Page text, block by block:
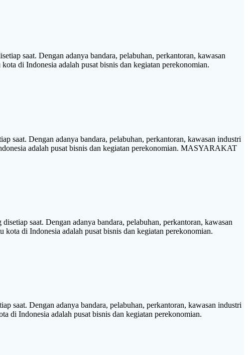
saat. Dengan adanya bandara, pelabuhan, perkantoran, kawasan
di Indonesia adalah pusat bisnis dan kegiatan perekonomian.
saat. Dengan adanya bandara, pelabuhan, perkantoran, kawasan industri
adalah pusat bisnis dan kegiatan perekonomian. MASYARAKAT
saat. Dengan adanya bandara, pelabuhan, perkantoran, kawasan
di Indonesia adalah pusat bisnis dan kegiatan perekonomian.
saat. Dengan adanya bandara, pelabuhan, perkantoran, kawasan industri
di Indonesia adalah pusat bisnis dan kegiatan perekonomian.